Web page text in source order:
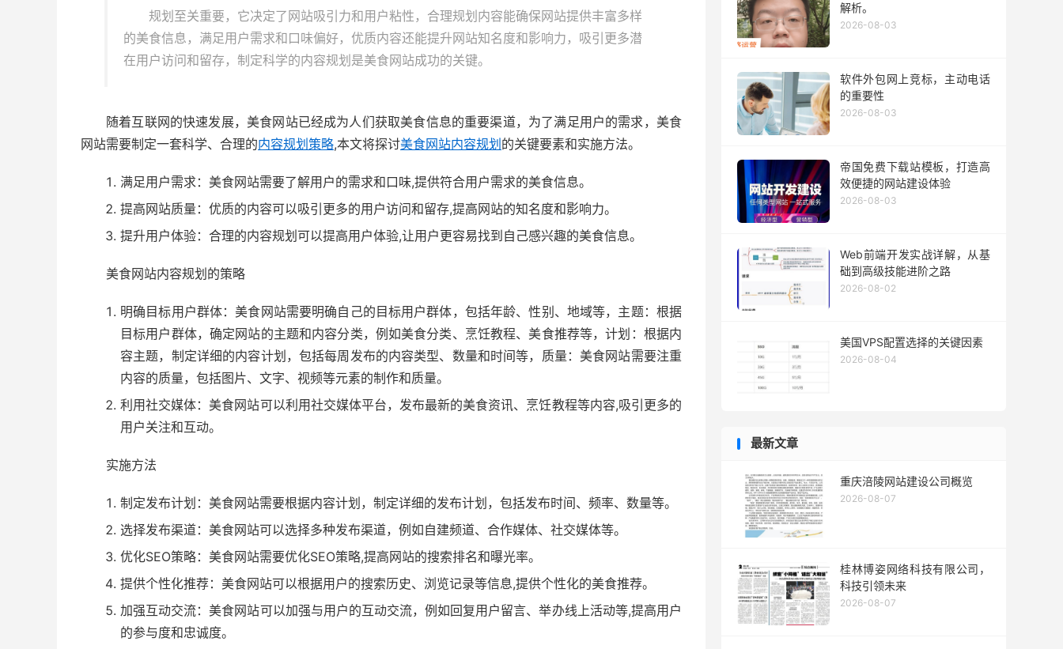
规划至关重要，它决定了网站吸引力和用户粘性，合理规划内容能确保网站提供丰富多样
的美食信息，满足用户需求和口味偏好，优质内容还能提升网站知名度和影响力，吸引更多潜
在用户访问和留存，制定科学的内容规划是美食网站成功的关键。
随着互联网的快速发展，美食网站已经成为人们获取美食信息的重要渠道，为了满足用户的需求，美食
网站需要制定一套科学、合理的内容规划策略,本文将探讨美食网站内容规划 的关键要素和实施方法。
满足用户需求：美食网站需要了解用户的需求和口味,提供符合用户需求的美食信息。
提高网站质量：优质的内容可以吸引更多的用户访问和留存,提高网站的知名度和影响力。
提升用户体验：合理的内容规划可以提高用户体验,让用户更容易找到自己感兴趣的美食信息。
美食网站内容规划的策略
明确目标用户群体：美食网站需要明确自己的目标用户群体，包括年龄、性别、地域等，主题：根据
目标用户群体，确定网站的主题和内容分类，例如美食分类、烹饪教程、美食推荐等，计划：根据内
容主题，制定详细的内容计划，包括每周发布的内容类型、数量和时间等，质量：美食网站需要注重
内容的质量，包括图片、文字、视频等元素的制作和质量。
利用社交媒体：美食网站可以利用社交媒体平台，发布最新的美食资讯、烹饪教程等内容,吸引更多的
用户关注和互动。
实施方法
制定发布计划：美食网站需要根据内容计划，制定详细的发布计划，包括发布时间、频率、数量等。
选择发布渠道：美食网站可以选择多种发布渠道，例如自建频道、合作媒体、社交媒体等。
优化SEO策略：美食网站需要优化SEO策略,提高网站的搜索排名和曝光率。
提供个性化推荐：美食网站可以根据用户的搜索历史、浏览记录等信息,提供个性化的美食推荐。
加强互动交流：美食网站可以加强与用户的互动交流，例如回复用户留言、举办线上活动等,提高用户
的参与度和忠诚度。
解析。
2026-08-03
软件外包网上竞标，主动电话
的重要性
2026-08-03
帝国免费下载站模板，打造高
效便捷的网站建设体验
2026-08-03
Web前端开发实战详解，从基
础到高级技能进阶之路
2026-08-02
美国VPS配置选择的关键因素
2026-08-04
最新文章
重庆涪陵网站建设公司概览
2026-08-07
桂林博姿网络科技有限公司，
科技引领未来
2026-08-07